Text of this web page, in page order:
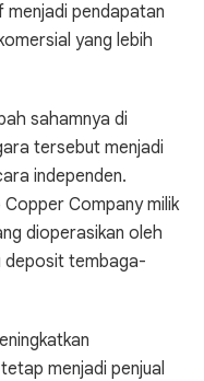
menjadi pendapatan
yang lebih
sahamnya di
tersebut menjadi
independen.
Company milik
dioperasikan oleh
deposit tembaga-
menjadi penjual